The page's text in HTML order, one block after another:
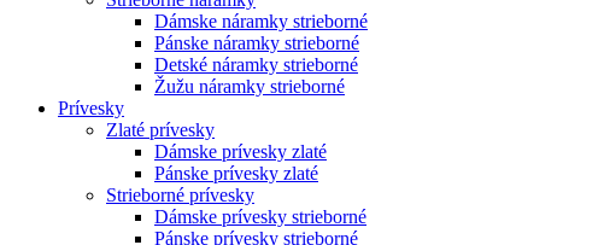
Dámske náramky strieborné
Pánske náramky strieborné
Detské náramky strieborné
Žužu náramky strieborné
Prívesky
Zlaté prívesky
Dámske prívesky zlaté
Pánske prívesky zlaté
Strieborné prívesky
Dámske prívesky strieborné
Pánske prívesky strieborné